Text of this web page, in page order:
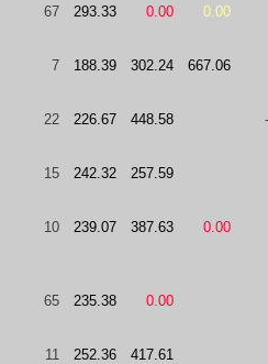
67 293.33 0.00 0.00
7 188.39 302.24 667.06
22 226.67 448.58
15 242.32 257.59
10 239.07 387.63 0.00
65 235.38 0.00
11 252.36 417.61